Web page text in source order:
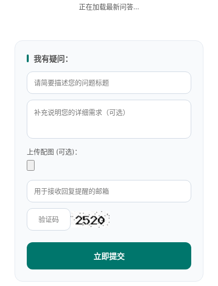
正在加载最新问答...
我有疑问：
上传配图 (可选)：
立即提交